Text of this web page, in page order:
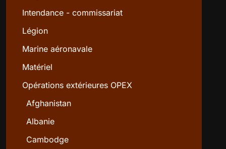
Intendance - commissariat
Légion
Marine aéronavale
Matériel
Opérations extérieures OPEX
Afghanistan
Albanie
Cambodge